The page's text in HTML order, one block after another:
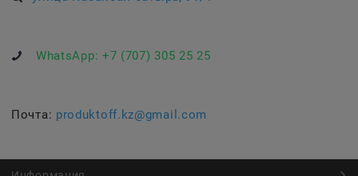
WhatsApp: +7 (707) 305 25 25
Почта: produktoff.kz@gmail.com